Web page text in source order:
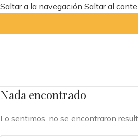
Saltar a la navegación Saltar al
Nada encontrado
Lo sentimos, no se encontraron